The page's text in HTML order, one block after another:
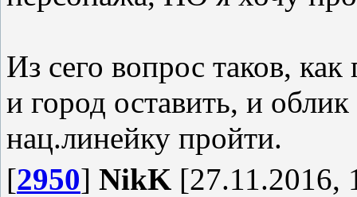
Из сего вопрос таков,
и город оставить, и
нац.линейку пройти.
[2950] NikK [27.11.2016,